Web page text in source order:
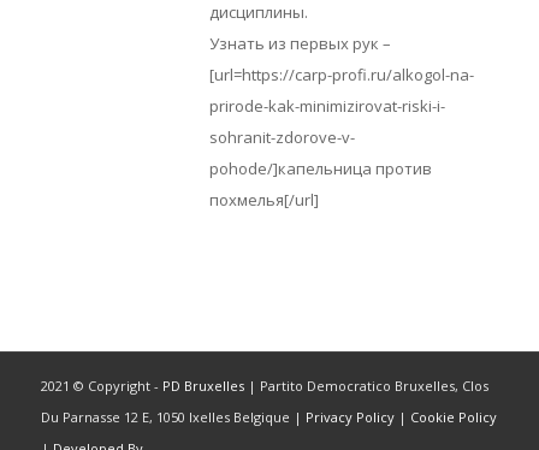
дисциплины.
Узнать из первых рук –
[url=https://carp-profi.ru/alkogol-na-
prirode-kak-minimizirovat-riski-i-
sohranit-zdorove-v-
pohode/]капельница против
похмелья[/url]
2021 © Copyright - PD Bruxelles| Partito Democratico Bruxelles, Clos
Du Parnasse 12 E, 1050 Ixelles Belgique | Privacy Policy| Cookie Policy